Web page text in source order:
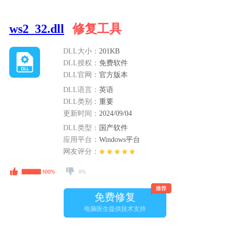
ws2_32.dll 修复工具
DLL大小： 201KB
DLL授权： 免费软件
DLL官网： 官方版本
DLL语言： 英语
DLL类别： 重要
更新时间： 2024/09/04
DLL类型： 国产软件
应用平台： Windows平台
网友评分：
免费修复
电脑医生提供技术支持